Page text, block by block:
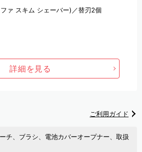
ァ スキム シェーバー)／替刃2個
詳細を見る
ご利用ガイド
チ、ブラシ、電池カバーオープナー、取扱